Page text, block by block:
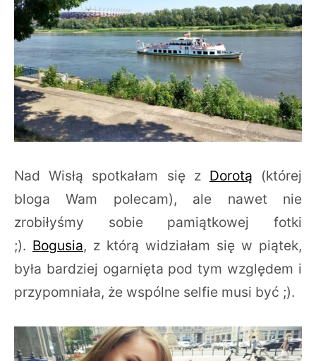
Nad Wisłą spotkałam się z Dorotą (której
bloga Wam polecam), ale nawet nie
zrobiłyśmy sobie pamiątkowej fotki
;). Bogusia, z którą widziałam się w piątek,
była bardziej ogarnięta pod tym względem i
przypomniała, że wspólne selfie musi być ;).